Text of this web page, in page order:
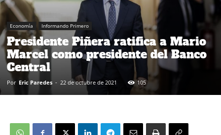
Economía Informando Primero
Presidente Piñera ratifica a Mario
Marcel como presidente del Banco
Central
Por Eric Paredes - 22 de octubre de 2021 105